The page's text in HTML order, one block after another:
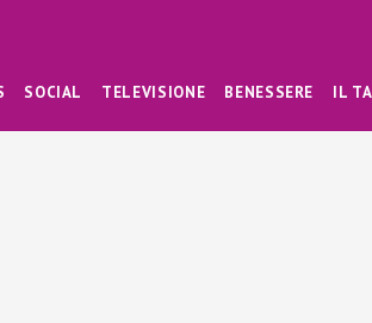
SOCIAL TELEVISIONE BENESSERE IL